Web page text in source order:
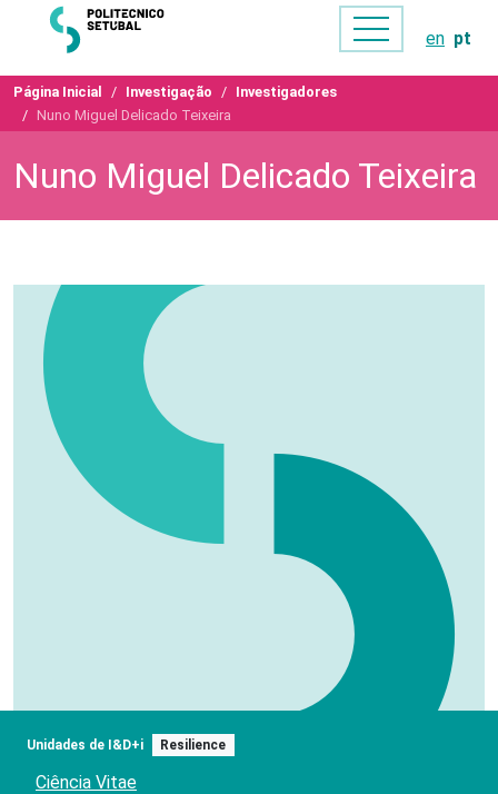
en pt
Página Inicial Investigação
Investigadores
Nuno Miguel Delicado Teixeira
Nuno Miguel Delicado Teixeira
Unidades de I&D+i Resilience
Ciência Vitae